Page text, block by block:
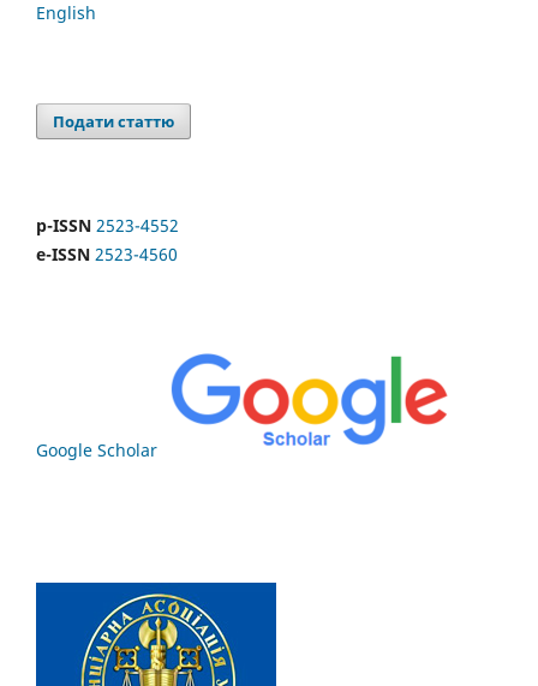
English
Подати статтю
p-ISSN 2523-4552
e-ISSN 2523-4560
Google Scholar